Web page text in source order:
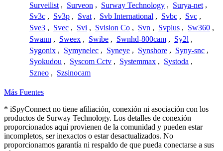
Surveilist , Surveon , Surway Technology , Surya-net ,
Sv3c , Sv3p , Svat , Svb International , Svbc , Svc ,
Sve3 , Svec , Svi , Svision Co , Svn , Svplus , Sw360 ,
Swann , Sweex , Swibe , Swnhd-800cam , Sy2l ,
Sygonix , Symynelec , Syneye , Synshore , Syny-snc ,
Syokudou , Syscom Cctv , Systemmax , Systoda ,
Szneo , Szsinocam
Más Fuentes
* iSpyConnect no tiene afiliación, conexión ni asociación con los
productos de Surway Technology. Los detalles de conexión
proporcionados aquí provienen de la comunidad y pueden estar
incompletos, ser inexactos o estar desactualizados. No
proporcionamos garantía ni respaldo de que pueda conectarse a sus